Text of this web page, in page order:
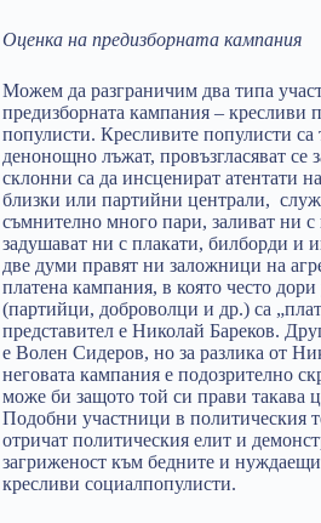
Оценка на предизборната кампания
Можем да разграничим два типа
предизборната кампания – кресливи
популисти. Кресливите популисти са
денонощно лъжат, провъзгласяват се
склонни са да инсценират атентати
близки или партийни централи,
съмнително много пари, заливат ни с
задушават ни с плакати, билборди и
две думи правят ни заложници на
платена кампания, в която често
(партийци, доброволци и др.) са
представител е Николай Бареков.
е Волен Сидеров, но за разлика от
неговата кампания е подозрително
може би защото той си прави такава
Подобни участници в политическия
отричат политическия елит и
загриженост към бедните и
кресливи социалпопулисти.